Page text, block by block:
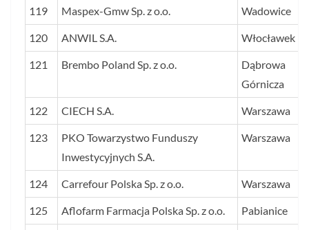
119 Maspex-Gmw Sp. z o.o. Wadowice
120 ANWIL S.A. Włocławek
121 Brembo Poland Sp. z o.o.
Dąbrowa
Górnicza
122 CIECH S.A. Warszawa
123
PKO Towarzystwo Funduszy
Inwestycyjnych S.A.
Warszawa
124 Carrefour Polska Sp. z o.o. Warszawa
125 Aflofarm Farmacja Polska Sp. z o.o. Pabianice